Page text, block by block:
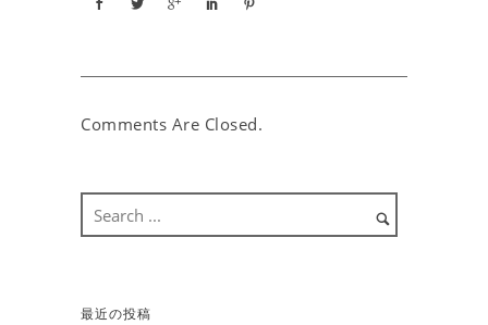
Comments Are Closed.
最近の投稿